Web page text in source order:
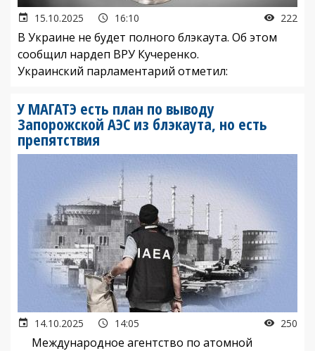
15.10.2025 16:10 222
В Украине не будет полного блэкаута. Об этом
сообщил нардеп ВРУ Кучеренко.
Украинский парламентарий отметил:
У МАГАТЭ есть план по выводу
Запорожской АЭС из блэкаута, но есть
препятствия
14.10.2025 14:05 250
Международное агентство по атомной